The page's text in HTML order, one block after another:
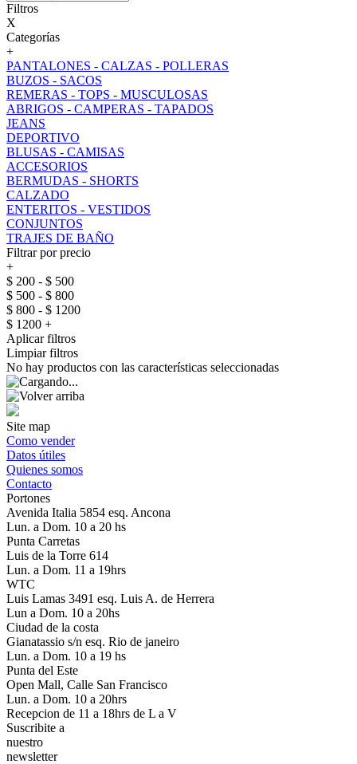
Filtros
X
Categorías
+
PANTALONES - CALZAS - POLLERAS
BUZOS - SACOS
REMERAS - TOPS - MUSCULOSAS
ABRIGOS - CAMPERAS - TAPADOS
JEANS
DEPORTIVO
BLUSAS - CAMISAS
ACCESORIOS
BERMUDAS - SHORTS
CALZADO
ENTERITOS - VESTIDOS
CONJUNTOS
TRAJES DE BAÑO
Filtrar por precio
+
$ 200 - $ 500
$ 500 - $ 800
$ 800 - $ 1200
$ 1200 +
Aplicar filtros
Limpiar filtros
No hay productos con las características seleccionadas
Site map
Como vender
Datos útiles
Quienes somos
Contacto
Portones
Avenida Italia 5854 esq. Ancona
Lun. a Dom. 10 a 20 hs
Punta Carretas
Luis de la Torre 614
Lun. a Dom. 11 a 19hrs
WTC
Luis Lamas 3491 esq. Luis A. de Herrera
Lun a Dom. 10 a 20hs
Ciudad de la costa
Gianatassio s/n esq. Rio de janeiro
Lun. a Dom. 10 a 19 hs
Punta del Este
Open Mall, Calle San Francisco
Lun. a Dom. 10 a 20hrs
Recepcion de 11 a 18hrs de L a V
Suscribite a
nuestro
newsletter